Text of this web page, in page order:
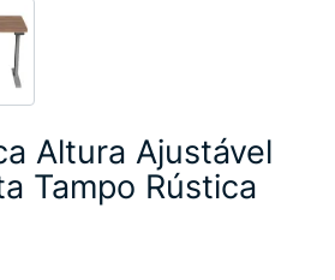
Altura Ajustável
Tampo Rústica